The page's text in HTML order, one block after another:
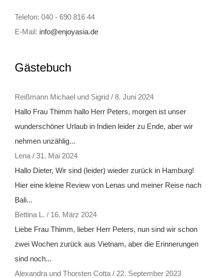
Telefon: 040 - 690 816 44
E-Mail: info@enjoyasia.de
Gästebuch
Reißmann Michael und Sigrid / 8. Juni 2024
Hallo Frau Thimm hallo Herr Peters, morgen ist unser
wunderschöner Urlaub in Indien leider zu Ende, aber wir
nehmen unzählig...
Lena / 31. Mai 2024
Hallo Dieter, Wir sind (leider) wieder zurück in Hamburg!
Hier eine kleine Review von Lenas und meiner Reise nach
Bali...
Bettina L. / 16. März 2024
Liebe Frau Thimm, lieber Herr Peters, nun sind wir schon
zwei Wochen zurück aus Vietnam, aber die Erinnerungen
sind noch...
Alexandra und Thorsten Cotta / 22. September 2023